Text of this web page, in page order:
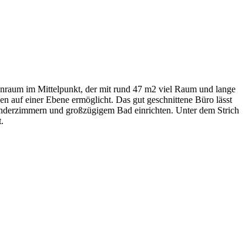
im Mittelpunkt, der mit rund 47 m2 viel Raum und lange
auf einer Ebene ermöglicht. Das gut geschnittene Büro lässt
und großzügigem Bad einrichten. Unter dem Strich